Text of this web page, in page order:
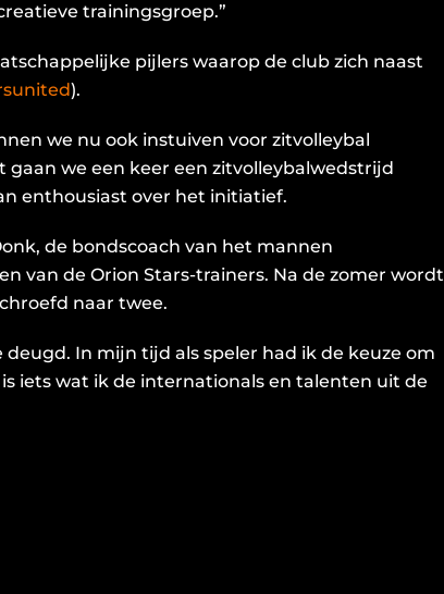
trainingsgroep.”
pijlers waarop de club zich naast
).
we nu ook instuiven voor zitvolleybal
gaan we een keer een zitvolleybalwedstrijd
enthousiast over het initiatief.
de bondscoach van het mannen
van de Orion Stars-trainers. Na de zomer wordt
naar twee.
In mijn tijd als speler had ik de keuze om
iets wat ik de internationals en talenten uit de